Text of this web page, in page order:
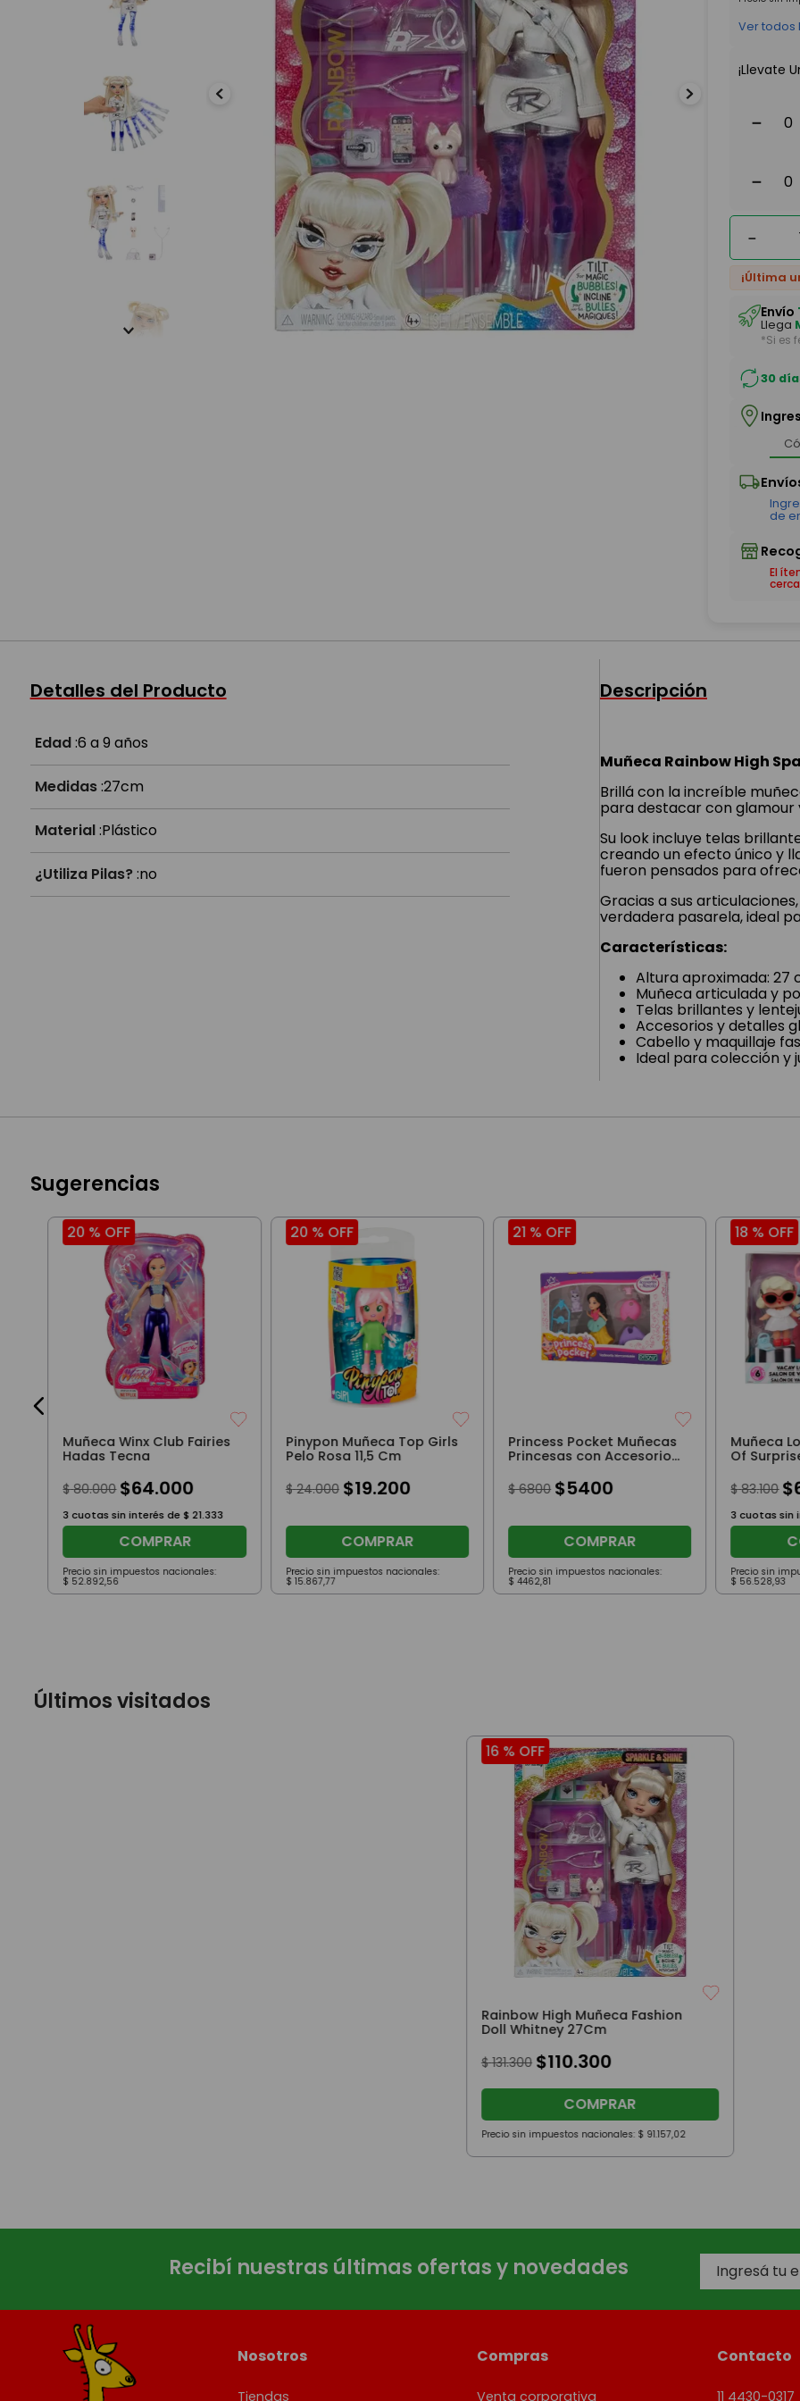
Ver todos
¡Llevate
－
－
－
¡Última
Envío
Llega
*Si es
30
El
Detalles del Producto
Edad:6 a 9 años
Medidas:27cm
Material:Plástico
¿Utiliza Pilas?:no
Descripción
Muñeca Rainbow High
Brillá con la increíble
para destacar con glamour
Su look incluye telas
creando un efecto único y
fueron pensados para
Gracias a sus
verdadera pasarela, ideal
Características:
Altura aproximada: 27
Muñeca articulada y
Telas brillantes y
Accesorios y detalles
Cabello y maquillaje
Ideal para colección y
Sugerencias
20 % OFF
Muñeca Winx Club Fairies
Hadas Tecna
$ 80.000 $64.000
3 cuotas sin interés de $ 21.333
COMPRAR
Precio sin impuestos nacionales:
$ 52.892,56
20 % OFF
Pinypon Muñeca Top Girls
Pelo Rosa 11,5 Cm
$ 24.000 $19.200
COMPRAR
Precio sin impuestos nacionales:
$ 15.867,77
21 % OFF
Princess Pocket Muñecas
Princesas con Accesorios
$ 6800 $5400
COMPRAR
Precio sin impuestos nacionales:
$ 4462,81
18 % OFF
Muñeca
Of
$ 83.100 $
3 cuotas sin
Precio sin
$ 56.528,93
Últimos visitados
16 %OFF
Rainbow High Muñeca Fashion
Doll Whitney 27Cm
$ 131.300 $110.300
COMPRAR
Precio sin impuestos nacionales: $ 91.157,02
Recibí nuestras últimas ofertas y novedades
Nosotros
Tiendas
Compras
Venta corporativa
Contacto
11 4430-0317